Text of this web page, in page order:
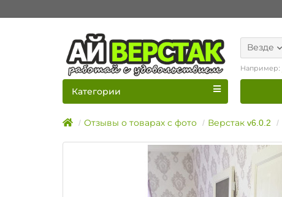
Везде
Например:
Категории
Отзывы о товарах с фото Верстак v6.0.2